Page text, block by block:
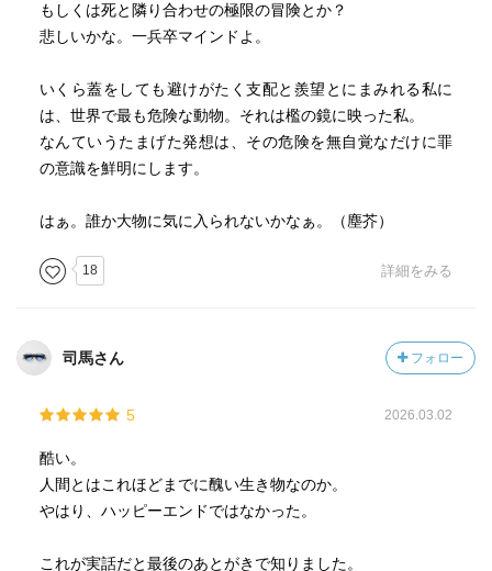
もしくは死と隣り合わせの極限の冒険とか？
悲しいかな。一兵卒マインドよ。
いくら蓋をしても避けがたく支配と羨望とにまみれる私に
は、世界で最も危険な動物。それは檻の鏡に映った私。
なんていうたまげた発想は、その危険を無自覚なだけに罪
の意識を鮮明にします。
はぁ。誰か大物に気に入られないかなぁ。（塵芥）
18 詳細をみる
司馬さん フォロー
5 2026.03.02
酷い。
人間とはこれほどまでに醜い生き物なのか。
やはり、ハッピーエンドではなかった。
これが実話だと最後のあとがきで知りました。